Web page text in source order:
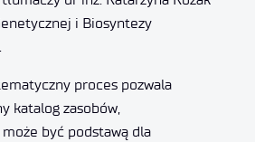
i Biosyntezy
proces pozwala
katalog zasobów,
być podstawą dla